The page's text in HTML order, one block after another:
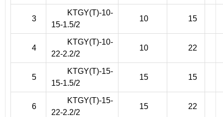
3
KTGY(T)-10-
15-1.5/2
10 15
4
KTGY(T)-10-
22-2.2/2
10 22
5
KTGY(T)-15-
15-1.5/2
15 15
6
KTGY(T)-15-
22-2.2/2
15 22